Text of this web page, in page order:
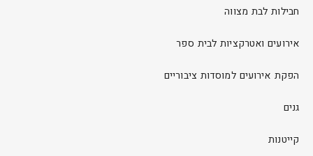
חבילות לבת מצווה
אירועים ואטרקציות לבית ספר
הפקת אירועים למוסדות ציבוריים
גנים
קייטנות